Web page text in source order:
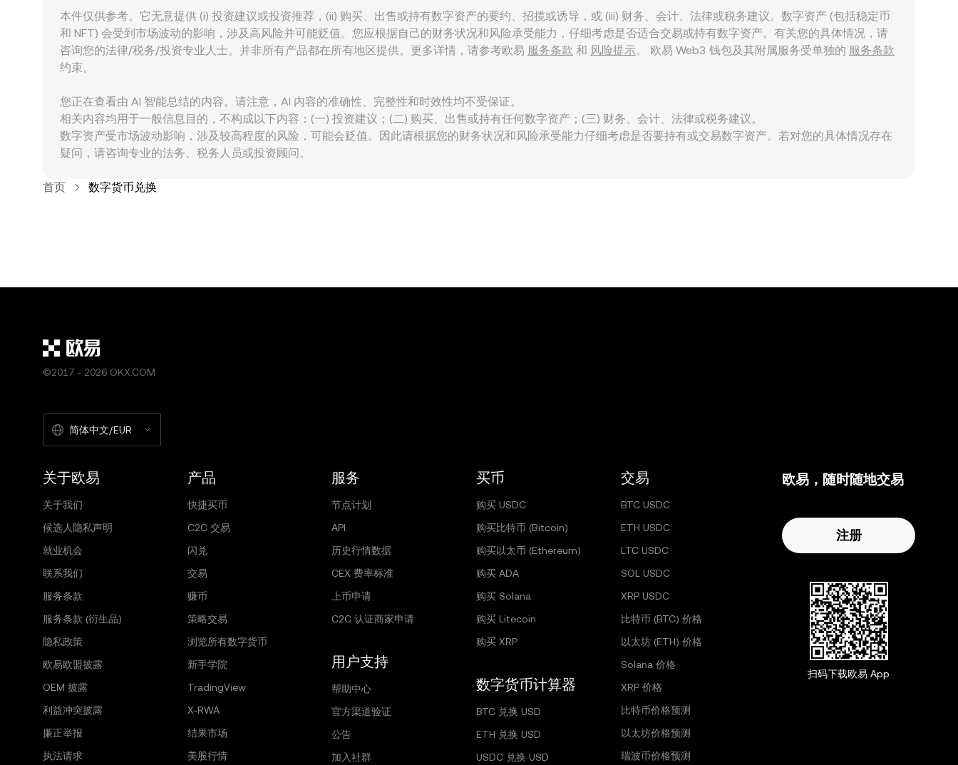
本件仅供参考。它无意提供 (i) 投资建议或投资推荐，(ii) 购买、出售或持有数字资产的要约、招揽或诱导，或 (iii) 财务、会计、法律或税务建议。数字资产 (包括稳定币
和 NFT) 会受到市场波动的影响，涉及高风险并可能贬值。您应根据自己的财务状况和风险承受能力，仔细考虑是否适合交易或持有数字资产。有关您的具体情况，请
咨询您的法律/税务/投资专业人士。并非所有产品都在所有地区提供。更多详情，请参考欧易 服务条款 和 风险提示。 欧易 Web3 钱包及其附属服务受单独的 服务条款
约束。
您正在查看由 AI 智能总结的内容。请注意，AI 内容的准确性、完整性和时效性均不受保证。
相关内容均用于一般信息目的，不构成以下内容：(一) 投资建议；(二) 购买、出售或持有任何数字资产；(三) 财务、会计、法律或税务建议。
数字资产受市场波动影响，涉及较高程度的风险，可能会贬值。因此请根据您的财务状况和风险承受能力仔细考虑是否要持有或交易数字资产。若对您的具体情况存在
疑问，请咨询专业的法务、税务人员或投资顾问。
首页 数字货币兑换
©2017 - 2026 OKX.COM
简体中文/EUR
关于欧易
关于我们
候选人隐私声明
就业机会
联系我们
服务条款
服务条款 (衍生品)
隐私政策
欧易欧盟披露
OEM 披露
利益冲突披露
廉正举报
执法请求
产品
快捷买币
C2C 交易
闪兑
交易
赚币
策略交易
浏览所有数字货币
新手学院
TradingView
X-RWA
结果市场
美股行情
服务
节点计划
API
历史行情数据
CEX 费率标准
上币申请
C2C 认证商家申请
用户支持
帮助中心
官方渠道验证
公告
加入社群
买币
购买 USDC
购买比特币 (Bitcoin)
购买以太币 (Ethereum)
购买 ADA
购买 Solana
购买 Litecoin
购买 XRP
数字货币计算器
BTC 兑换 USD
ETH 兑换 USD
USDC 兑换 USD
交易
BTC USDC
ETH USDC
LTC USDC
SOL USDC
XRP USDC
比特币 (BTC) 价格
以太坊 (ETH) 价格
Solana 价格
XRP 价格
比特币价格预测
以太坊价格预测
瑞波币价格预测
欧易，随时随地交易
注册
扫码下载欧易 App